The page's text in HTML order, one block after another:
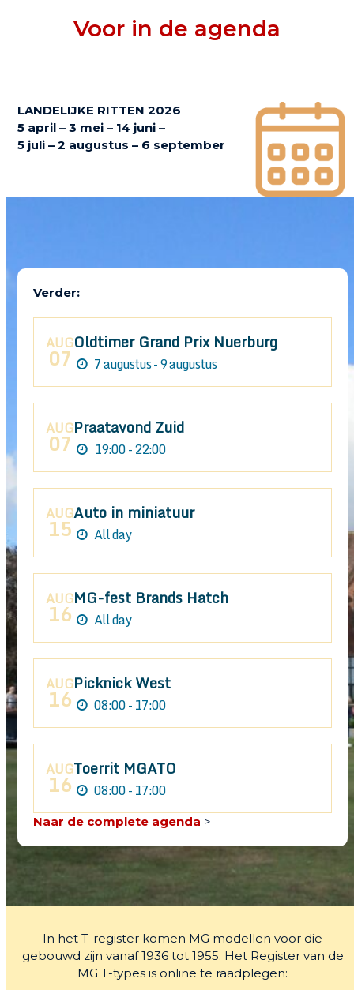
Voor in de agenda
LANDELIJKE RITTEN 2026
5 april – 3 mei – 14 juni –
5 juli – 2 augustus – 6 september
Verder:
AUG
07
Oldtimer Grand Prix Nuerburg
7 augustus - 9 augustus
AUG
07
Praatavond Zuid
19:00 - 22:00
AUG
15
Auto in miniatuur
All day
AUG
16
MG-fest Brands Hatch
All day
AUG
16
Picknick West
08:00 - 17:00
AUG
16
Toerrit MGATO
08:00 - 17:00
Naar de complete agenda >
In het T-register komen MG modellen voor die
gebouwd zijn vanaf 1936 tot 1955. Het Register van de
MG T-types is online te raadplegen: